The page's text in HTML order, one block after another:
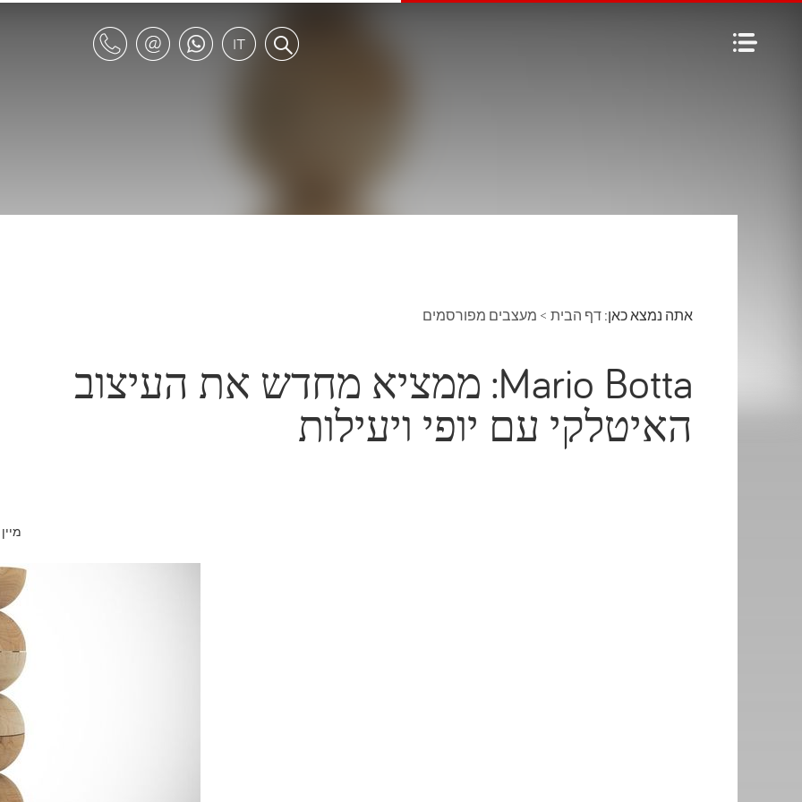
אתה נמצא כאן: דף הבית > מעצבים מפורסמים
Mario Botta: ממציא מחדש את העיצוב
האיטלקי עם יופי ויעילות